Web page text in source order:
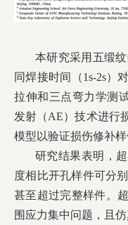
本研究采用五缎
同焊接时间（1s-2s）
拉伸和三点弯力学测
发射（AE）技术进行
模型以验证损伤修补
研究结果表明，
度相比开孔样件可分
甚至超过完整样件。
围应力集中问题，且